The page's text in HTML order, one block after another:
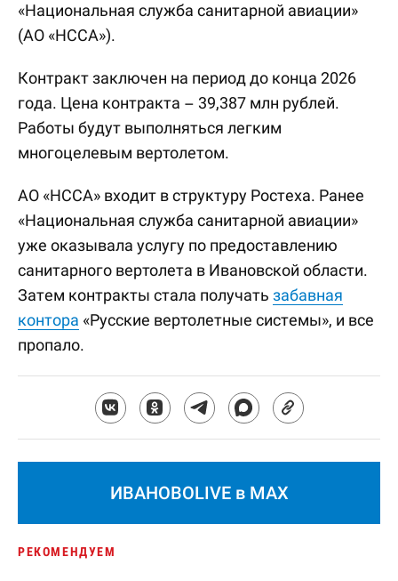
«Национальная служба санитарной авиации»
(АО «НССА»).
Контракт заключен на период до конца 2026
года. Цена контракта – 39,387 млн рублей.
Работы будут выполняться легким
многоцелевым вертолетом.
АО «НССА» входит в структуру Ростеха. Ранее
«Национальная служба санитарной авиации»
уже оказывала услугу по предоставлению
санитарного вертолета в Ивановской области.
Затем контракты стала получать забавная
контора «Русские вертолетные системы», и все
пропало.
ИВАНОВОLIVE в MAX
РЕКОМЕНДУЕМ